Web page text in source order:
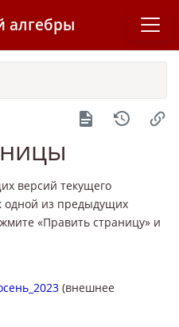
алгебры
версий текущего
одной из предыдущих
«Править страницу» и
(внешнее